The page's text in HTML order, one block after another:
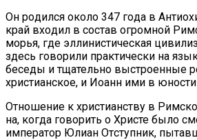
Он ро­дил­ся око­ло 347 го­да в
край вхо­дил в со­став огром­ной
мо­рья, где эл­ли­ни­сти­че­ская
здесь го­во­ри­ли прак­ти­че­ски на
бе­се­ды и тща­тель­но вы­стро­ен­ные
хри­сти­ан­ское, и Иоанн ими в
От­но­ше­ние к хри­сти­ан­ству в
на, ко­гда го­во­рить о Хри­сте бы­ло
им­пе­ра­тор Юли­ан От­ступ­ник,